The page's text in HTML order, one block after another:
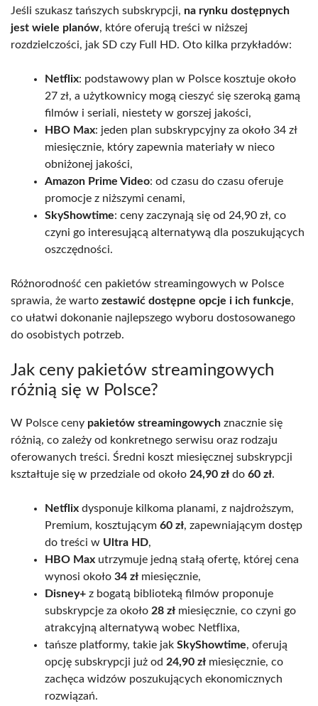
Jeśli szukasz tańszych subskrypcji, na rynku dostępnych
jest wiele planów, które oferują treści w niższej
rozdzielczości, jak SD czy Full HD. Oto kilka przykładów:
Netflix: podstawowy plan w Polsce kosztuje około
27 zł, a użytkownicy mogą cieszyć się szeroką gamą
filmów i seriali, niestety w gorszej jakości,
HBO Max: jeden plan subskrypcyjny za około 34 zł
miesięcznie, który zapewnia materiały w nieco
obniżonej jakości,
Amazon Prime Video: od czasu do czasu oferuje
promocje z niższymi cenami,
SkyShowtime: ceny zaczynają się od 24,90 zł, co
czyni go interesującą alternatywą dla poszukujących
oszczędności.
Różnorodność cen pakietów streamingowych w Polsce
sprawia, że warto zestawić dostępne opcje i ich funkcje,
co ułatwi dokonanie najlepszego wyboru dostosowanego
do osobistych potrzeb.
Jak ceny pakietów streamingowych
różnią się w Polsce?
W Polsce ceny pakietów streamingowych znacznie się
różnią, co zależy od konkretnego serwisu oraz rodzaju
oferowanych treści. Średni koszt miesięcznej subskrypcji
kształtuje się w przedziale od około 24,90 zł do 60 zł.
Netflix dysponuje kilkoma planami, z najdroższym,
Premium, kosztującym 60 zł, zapewniającym dostęp
do treści w Ultra HD,
HBO Max utrzymuje jedną stałą ofertę, której cena
wynosi około 34 zł miesięcznie,
Disney+ z bogatą biblioteką filmów proponuje
subskrypcje za około 28 zł miesięcznie, co czyni go
atrakcyjną alternatywą wobec Netflixa,
tańsze platformy, takie jak SkyShowtime, oferują
opcję subskrypcji już od 24,90 zł miesięcznie, co
zachęca widzów poszukujących ekonomicznych
rozwiązań.